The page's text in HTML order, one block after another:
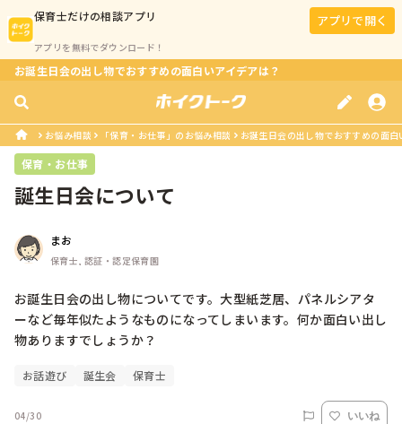
保育士だけの相談アプリ
アプリを無料でダウンロード！
アプリで開く
お誕生日会の出し物でおすすめの面白いアイデアは？
お悩み相談 「保育・お仕事」のお悩み相談 お誕生日会の出し物でおすすめの面
保育・お仕事
誕生日会について
まお
保育士, 認証・認定保育園
お誕生日会の出し物についてです。大型紙芝居、パネルシアタ
ーなど毎年似たようなものになってしまいます。何か面白い出し
物ありますでしょうか？
お話遊び 誕生会 保育士
04/30 いいね